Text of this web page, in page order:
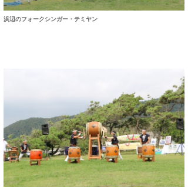
浜辺のフォークシンガー・テミヤン